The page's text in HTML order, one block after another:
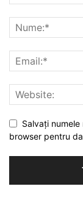
Salvați
browser pentru